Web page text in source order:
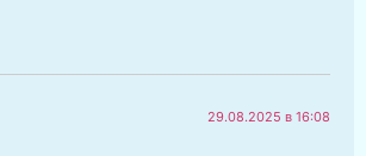
29.08.2025 в 16:08